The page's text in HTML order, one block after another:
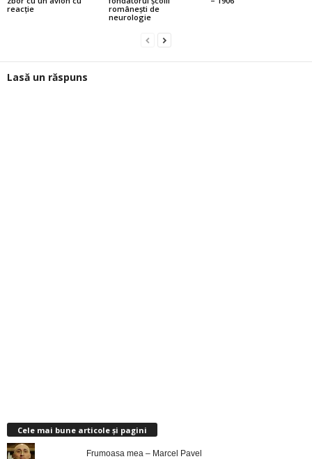
reacţie
româneşti de
neurologie
Lasă un răspuns
Cele mai bune articole și pagini
Frumoasa mea – Marcel Pavel